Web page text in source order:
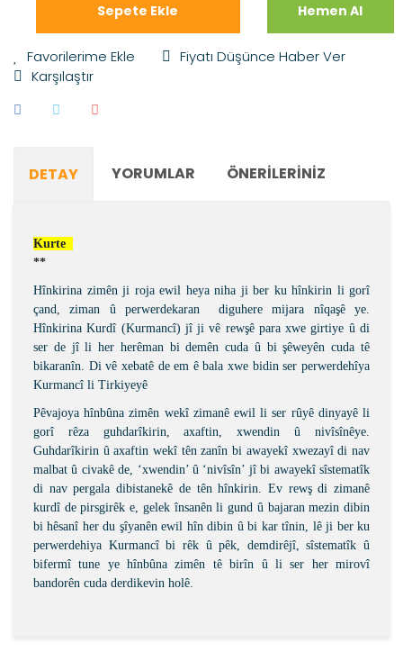
Sepete Ekle Hemen Al
Fiyatı Düşünce Haber Ver
Karşılaştır
DETAY YORUMLAR ÖNERILERINIZ
Kurte
**
Hînkirina zimên ji roja ewil heya niha ji ber ku hînkirin li gorî
çand, ziman û perwerdekaran
diguhere mijara nîqaşê ye.
Hînkirina Kurdî (Kurmancî) jî ji vê rewşê para xwe girtiye û di
ser de jî li her herêman bi demên cuda û bi şêweyên cuda tê
bikaranîn. Di vê xebatê de em ê bala xwe bidin ser perwerdehîya
Kurmancî li Tirkiyeyê
Pêvajoya hînbûna zimên wekî zimanê ewil li ser rûyê dinyayê li
gorî rêza guhdarîkirin, axaftin, xwendin û nivîsînêye.
Guhdarîkirin û axaftin wekî tên zanîn bi awayekî xwezayî di nav
malbat û civakê de, ‘xwendin’ û ‘nivîsîn’ jî bi awayekî sîstematîk
di nav pergala dibistanekê de tên hînkirin. Ev rewş di zimanê
kurdî de pirsgirêk e, gelek însanên li gund û bajaran mezin dibin
bi hêsanî her du şîyanên ewil hîn dibin û bi kar tînin, lê ji ber ku
perwerdehiya Kurmancî bi rêk û pêk, demdirêjî, sîstematîk û
bifermî tune ye hînbûna zimên tê birîn û li ser her mirovî
bandorên cuda derdikevin holê.